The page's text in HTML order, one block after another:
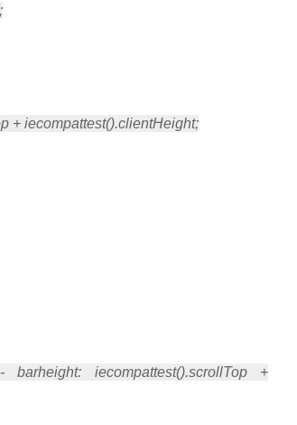
+ iecompattest().clientHeight;
iecompattest().scrollTop +